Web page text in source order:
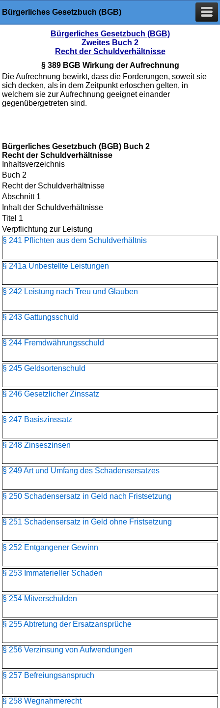
Bürgerliches Gesetzbuch (BGB)
Bürgerliches Gesetzbuch (BGB)
Zweites Buch 2
Recht der Schuldverhältnisse
§ 389 BGB Wirkung der Aufrechnung
Die Aufrechnung bewirkt, dass die Forderungen, soweit sie
sich decken, als in dem Zeitpunkt erloschen gelten, in
welchem sie zur Aufrechnung geeignet einander
gegenübergetreten sind.
Bürgerliches Gesetzbuch (BGB) Buch 2
Recht der Schuldverhältnisse
Inhaltsverzeichnis
Buch 2
Recht der Schuldverhältnisse
Abschnitt 1
Inhalt der Schuldverhältnisse
Titel 1
Verpflichtung zur Leistung
§ 241 Pflichten aus dem Schuldverhältnis
§ 241a Unbestellte Leistungen
§ 242 Leistung nach Treu und Glauben
§ 243 Gattungsschuld
§ 244 Fremdwährungsschuld
§ 245 Geldsortenschuld
§ 246 Gesetzlicher Zinssatz
§ 247 Basiszinssatz
§ 248 Zinseszinsen
§ 249 Art und Umfang des Schadensersatzes
§ 250 Schadensersatz in Geld nach Fristsetzung
§ 251 Schadensersatz in Geld ohne Fristsetzung
§ 252 Entgangener Gewinn
§ 253 Immaterieller Schaden
§ 254 Mitverschulden
§ 255 Abtretung der Ersatzansprüche
§ 256 Verzinsung von Aufwendungen
§ 257 Befreiungsanspruch
§ 258 Wegnahmerecht